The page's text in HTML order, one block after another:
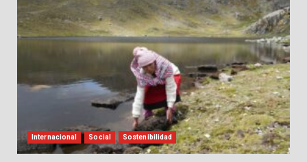
Internacional Social Sostenibilidad